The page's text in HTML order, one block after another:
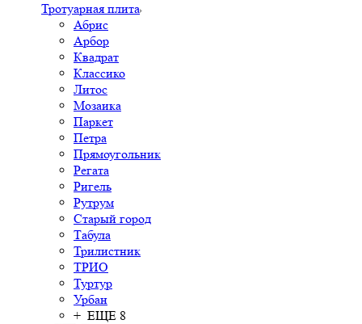
Тротуарная плита
Абрис
Арбор
Квадрат
Классико
Литос
Мозаика
Паркет
Петра
Прямоугольник
Регата
Ригель
Рутрум
Старый город
Табула
Трилистник
ТРИО
Туртур
Урбан
+ ЕЩЕ 8